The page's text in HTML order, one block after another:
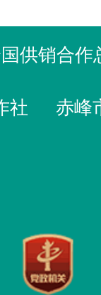
供销合作
社 赤峰